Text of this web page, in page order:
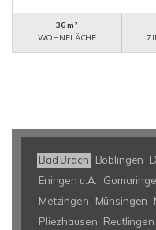
36 m²
WOHNFLÄCHE
Bad Urach Böblingen
Eningen u.A.
Metzingen
Münsingen
Pliezhausen Reutlingen